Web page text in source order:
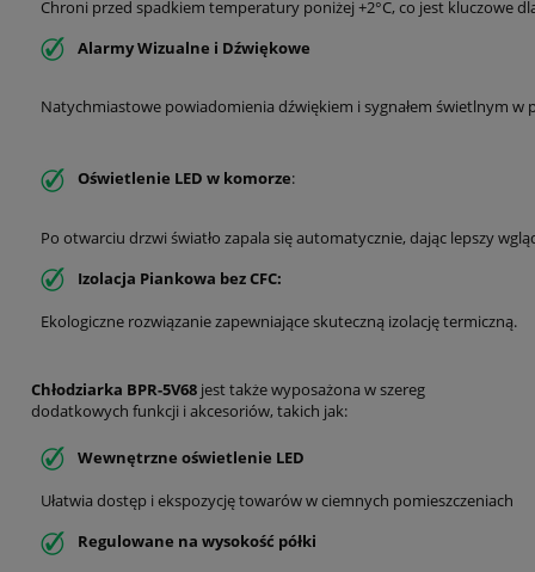
Chroni przed spadkiem temperatury poniżej +2°C, co jest kluczowe
Alarmy Wizualne i Dźwiękowe
Natychmiastowe powiadomienia dźwiękiem i sygnałem świetlnym
Oświetlenie LED w komorze:
Po otwarciu drzwi światło zapala się automatycznie, dając lepszy
Izolacja Piankowa bez CFC:
Ekologiczne rozwiązanie zapewniające skuteczną izolację termiczną.
Chłodziarka BPR-5V68 jest także wyposażona w szereg
dodatkowych funkcji i akcesoriów, takich jak:
Wewnętrzne oświetlenie LED
Ułatwia dostęp i ekspozycję towarów w ciemnych pomieszczeniach
Regulowane na wysokość półki